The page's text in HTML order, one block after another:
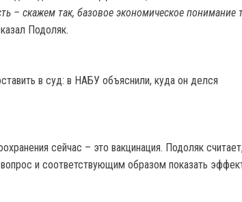
– скажем так, базовое экономическое понимание
Подоляк.
в суд: в НАБУ объяснили, куда он делся
сейчас – это вакцинация. Подоляк
и соответствующим образом показать